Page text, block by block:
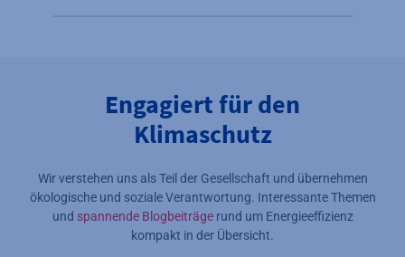
Engagiert für den
Klimaschutz
Wir verstehen uns als Teil der Gesellschaft und übernehmen
ökologische und soziale Verantwortung. Interessante Themen
und spannende Blogbeiträgerund um Energieeffizienz
kompakt in der Übersicht.